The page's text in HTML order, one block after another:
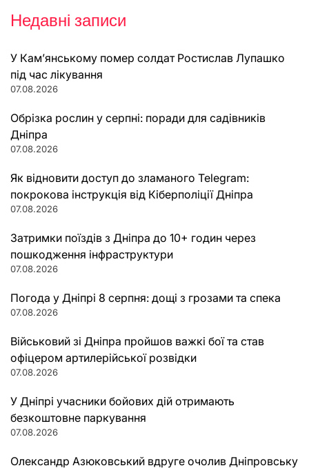
Недавні записи
У Кам’янському помер солдат Ростислав Лупашко
під час лікування
07.08.2026
Обрізка рослин у серпні: поради для садівників
Дніпра
07.08.2026
Як відновити доступ до зламаного Telegram:
покрокова інструкція від Кіберполіції Дніпра
07.08.2026
Затримки поїздів з Дніпра до 10+ годин через
пошкодження інфраструктури
07.08.2026
Погода у Дніпрі 8 серпня: дощі з грозами та спека
07.08.2026
Військовий зі Дніпра пройшов важкі бої та став
офіцером артилерійської розвідки
07.08.2026
У Дніпрі учасники бойових дій отримають
безкоштовне паркування
07.08.2026
Олександр Азюковський вдруге очолив Дніпровську